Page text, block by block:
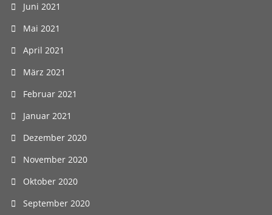
Juni 2021
Mai 2021
April 2021
März 2021
Februar 2021
Januar 2021
Dezember 2020
November 2020
Oktober 2020
September 2020